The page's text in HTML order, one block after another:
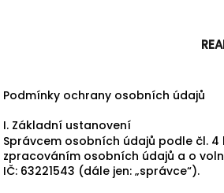
Podmínky ochrany osobních údajů
I. Základní ustanovení
Správcem osobních údajů podle čl.
zpracováním osobních údajů a o
IČ: 63221543 (dále jen: „správce“).